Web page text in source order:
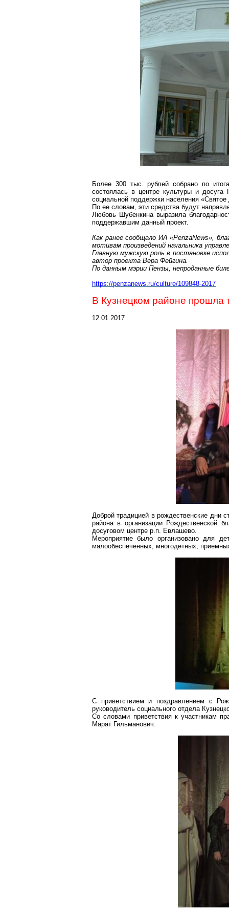
Более 300 тыс. рублей собрано по
состоялась в центре культуры и
социальной поддержки населения
По ее словам, эти средства будут
Любовь Шубенкинавыразила
поддержавшим данный проект.
Как ранее сообщало ИА «PenzaNews»,
мотивам произведений начальника
Главную мужскую роль в постановке
автор проекта Вера Фейгина.
По данным мэрии Пензы, непроданные
https://penzanews.ru/culture/109848-2017
В Кузнецком районе прошла
12.01.2017
Доброй традицией в рождественские дни
района в организации Рождественской
досуговом центре р.п. Евлашево.
Мероприятие было организовано для
малообеспеченных, многодетных,
С приветствием и поздравлением с
руководитель социального отдела
Со словами приветствия к участникам
Марат Гильманович.